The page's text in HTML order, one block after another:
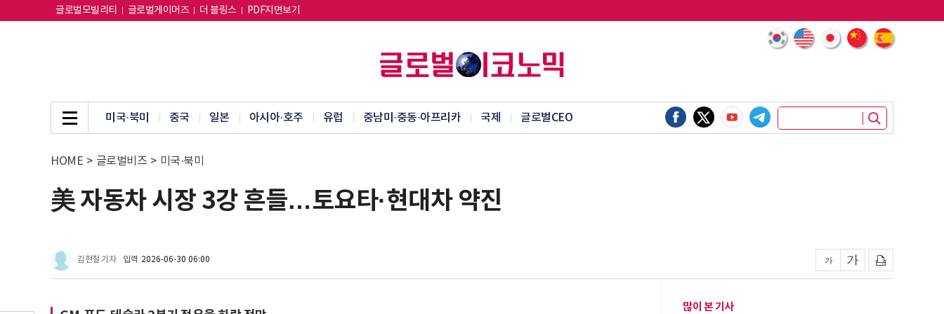
글로벌모빌리티 글로벌게이머즈 더 블링스 PDF지면보기
미국·북미 중국 일본 아시아·호주 유럽 중남미·중동·아프리카 국제 글로벌CEO
HOME > 글로벌비즈 > 미국·북미
美 자동차 시장 3강 흔들…토요타·현대차 약진
김현철 기자 입력 2026-06-30 06:00
많이 본 기사